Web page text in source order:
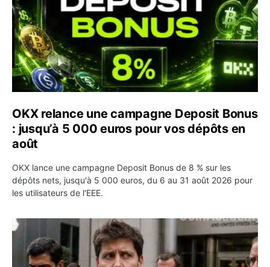
OKX relance une campagne Deposit Bonus
: jusqu’à 5 000 euros pour vos dépôts en
août
OKX lance une campagne Deposit Bonus de 8 % sur les
dépôts nets, jusqu'à 5 000 euros, du 6 au 31 août 2026 pour
les utilisateurs de l'EEE.
OpenAI demande le rejet de la plainte d’Apple et